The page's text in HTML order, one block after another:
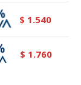
$ 1.540
$ 1.760